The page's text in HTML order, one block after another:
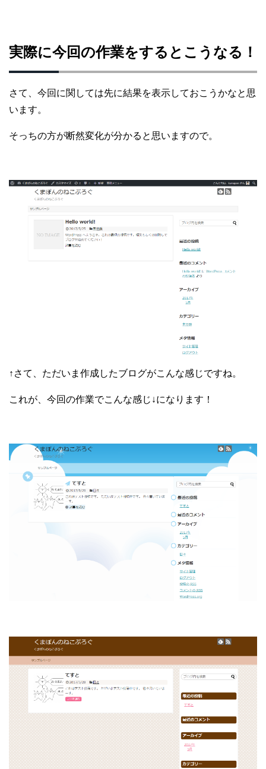
実際に今回の作業をするとこうなる！
さて、今回に関しては先に結果を表示しておこうかなと思
います。
そっちの方が断然変化が分かると思いますので。
↑さて、ただいま作成したブログがこんな感じですね。
これが、今回の作業でこんな感じ↓になります！